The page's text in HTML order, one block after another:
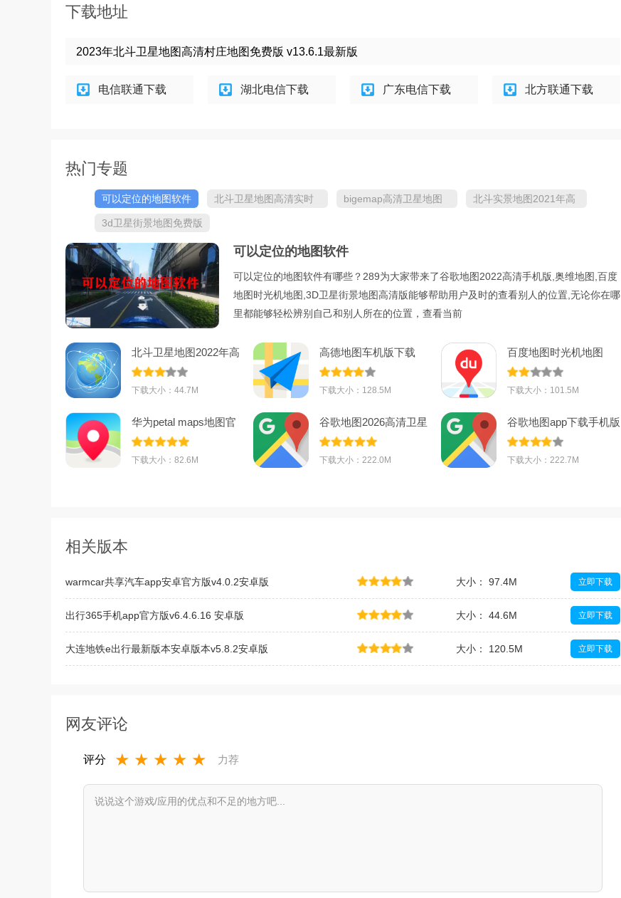
下载地址
2023年北斗卫星地图高清村庄地图免费版 v13.6.1最新版
电信联通下载 湖北电信下载 广东电信下载 北方联通下载
热门专题
可以定位的地图软件
北斗卫星地图高清实时
bigemap高清卫星地图
北斗实景地图2021年高
3d卫星街景地图免费版
可以定位的地图软件
可以定位的地图软件有哪些？289为大家带来了谷歌地图2022高清手机版,奥维地图,百度
地图时光机地图,3D卫星街景地图高清版能够帮助用户及时的查看别人的位置,无论你在哪
里都能够轻松辨别自己和别人所在的位置，查看当前
北斗卫星地图2022年高
清最新版v791
下载大小：44.7M
高德地图车机版下载
2026最新版v9.1
下载大小：128.5M
百度地图时光机地图
2022最新版v15.
下载大小：101.5M
华为petal maps地图官
方版v4.7.0.3
下载大小：82.6M
谷歌地图2026高清卫星
地图手机版v2
下载大小：222.0M
谷歌地图app下载手机版
中文版2026最
下载大小：222.7M
相关版本
warmcar共享汽车app安卓官方版v4.0.2安卓版 大小： 97.4M 立即下载
出行365手机app官方版v6.4.6.16 安卓版 大小： 44.6M 立即下载
大连地铁e出行最新版本安卓版本v5.8.2安卓版 大小： 120.5M 立即下载
网友评论
评分 ★ ★ ★ ★ ★ 力荐